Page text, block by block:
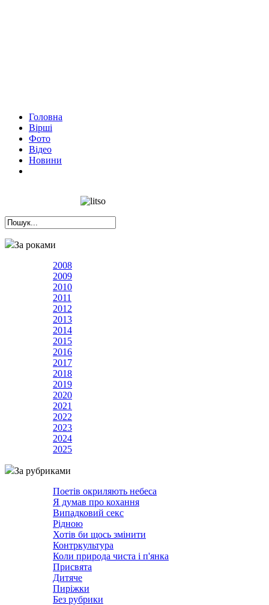
Головна
Вірші
Фото
Відео
Новини
За роками
2008
2009
2010
2011
2012
2013
2014
2015
2016
2017
2018
2019
2020
2021
2022
2023
2024
2025
За рубриками
Поетів окриляють небеса
Я думав про кохання
Випадковий секс
Рідною
Хотів би щось змінити
Контркультура
Коли природа чиста і п'янка
Присвята
Дитяче
Пиріжки
Без рубрики